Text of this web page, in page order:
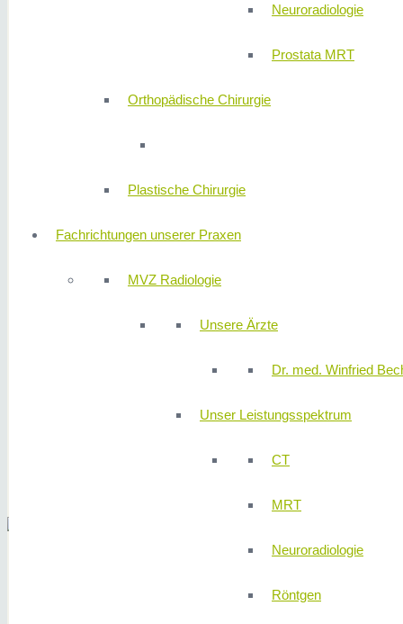
Neuroradiologie
Prostata MRT
Orthopädische Chirurgie
Plastische Chirurgie
Fachrichtungen unserer Praxen
MVZ Radiologie
Unsere Ärzte
Dr. med. Winfried
Unser Leistungsspektrum
CT
MRT
Neuroradiologie
Röntgen